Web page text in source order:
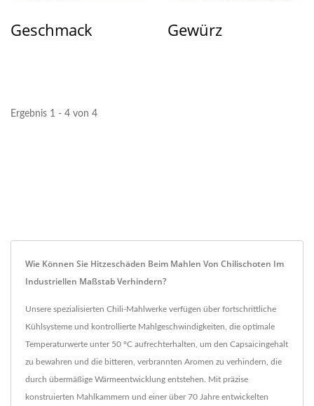
Geschmack Gewürz
Ergebnis 1 - 4 von 4
Wie Können Sie Hitzeschäden Beim Mahlen Von Chilischoten Im
Industriellen Maßstab Verhindern?
Unsere spezialisierten Chili-Mahlwerke verfügen über fortschrittliche
Kühlsysteme und kontrollierte Mahlgeschwindigkeiten, die optimale
Temperaturwerte unter 50 °C aufrechterhalten, um den Capsaicingehalt
zu bewahren und die bitteren, verbrannten Aromen zu verhindern, die
durch übermäßige Wärmeentwicklung entstehen. Mit präzise
konstruierten Mahlkammern und einer über 70 Jahre entwickelten